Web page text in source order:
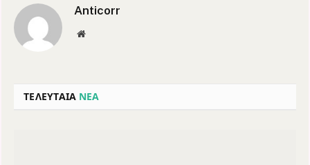
Anticorr
Website
ΤΕΛΕΥΤΑΙΑ ΝΕΑ